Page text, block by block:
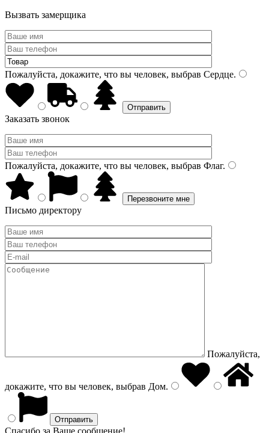
Вызвать замерщика
Пожалуйста, докажите, что вы человек, выбрав Сердце.
Заказать звонок
Пожалуйста, докажите, что вы человек, выбрав Флаг.
Письмо директору
Пожалуйста,
докажите, что вы человек, выбрав Дом.
Спасибо за Ваше сообщение!